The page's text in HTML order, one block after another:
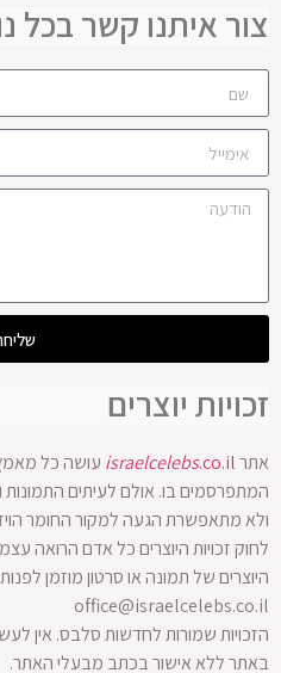
צור איתנו קשר בכל
זכויות יוצרים
אתר israelcelebs.co.il
עושה כל מאמץ
המתפרסמים בו. אולם לעיתים
לחוק זכויות היוצרים כל אדם הרואה
היוצרים של תמונה או סרטון מוזמן
office@israelcelebs.co.il
הזכויות שמורות לחדשות סלבס. אין
באתר ללא אישור בכתב מבעלי האתר.